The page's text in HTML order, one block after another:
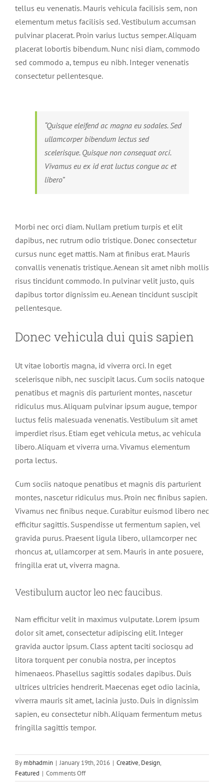
tellus eu venenatis. Mauris vehicula facilisis sem, non
elementum metus facilisis sed. Vestibulum accumsan
pulvinar placerat. Proin varius luctus semper. Aliquam
placerat lobortis bibendum. Nunc nisi diam, commodo
sed commodo a, tempus eu nibh. Integer venenatis
consectetur pellentesque.
“Quisque eleifend ac magna eu sodales. Sed
ullamcorper bibendum lectus sed
scelerisque. Quisque non consequat orci.
Vivamus eu ex id erat luctus congue ac et
libero”
Morbi nec orci diam. Nullam pretium turpis et elit
dapibus, nec rutrum odio tristique. Donec consectetur
cursus nunc eget mattis. Nam at finibus erat. Mauris
convallis venenatis tristique. Aenean sit amet nibh mollis
risus tincidunt commodo. In pulvinar velit justo, quis
dapibus tortor dignissim eu. Aenean tincidunt suscipit
pellentesque.
Donec vehicula dui quis sapien
Ut vitae lobortis magna, id viverra orci. In eget
scelerisque nibh, nec suscipit lacus. Cum sociis natoque
penatibus et magnis dis parturient montes, nascetur
ridiculus mus. Aliquam pulvinar ipsum augue, tempor
luctus felis malesuada venenatis. Vestibulum sit amet
imperdiet risus. Etiam eget vehicula metus, ac vehicula
libero. Aliquam et viverra urna. Vivamus elementum
porta lectus.
Cum sociis natoque penatibus et magnis dis parturient
montes, nascetur ridiculus mus. Proin nec finibus sapien.
Vivamus nec finibus neque. Curabitur euismod libero nec
efficitur sagittis. Suspendisse ut fermentum sapien, vel
gravida purus. Praesent ligula libero, ullamcorper nec
rhoncus at, ullamcorper at sem. Mauris in ante posuere,
fringilla erat ut, viverra magna.
Vestibulum auctor leo nec faucibus.
Nam efficitur velit in maximus vulputate. Lorem ipsum
dolor sit amet, consectetur adipiscing elit. Integer
gravida auctor ipsum. Class aptent taciti sociosqu ad
litora torquent per conubia nostra, per inceptos
himenaeos. Phasellus sagittis sodales dapibus. Duis
ultrices ultricies hendrerit. Maecenas eget odio lacinia,
viverra mauris sit amet, lacinia justo. Duis in dignissim
sapien, eu consectetur nibh. Aliquam fermentum metus
fringilla sagittis tempor.
By mbhadmin | January 19th, 2016 | Creative, Design,
Featured | Comments Offon